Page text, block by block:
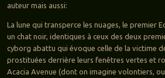
auteur mais aussi:
La lune qui transperce les nuages, le premier
un chat noir, identiques à ceux des deux
cyborg abattu qui évoque celle de la victime
prostituées derrière leurs fenêtres vertes et
Acacia Avenue (dont on imagine volontiers,